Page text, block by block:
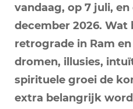
vandaag, op 7 juli,
december 2026.
retrograde in Ram
dromen, illusies,
spirituele groei de
extra belangrijk